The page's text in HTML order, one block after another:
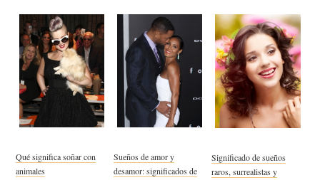
Qué significa soñar con
animales
Sueños de amor y
desamor: significados de
Significado de sueños
raros, surrealistas y